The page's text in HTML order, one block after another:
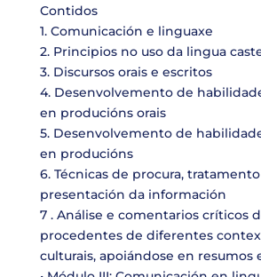
Contidos
1. Comunicación e linguaxe
2. Principios no uso da lingua
3. Discursos orais e escritos
4. Desenvolvemento de
en producións orais
5. Desenvolvemento de
en producións
6. Técnicas de procura,
presentación da información
7 . Análise e comentarios críticos
procedentes de diferentes
culturais, apoiándose en resumos